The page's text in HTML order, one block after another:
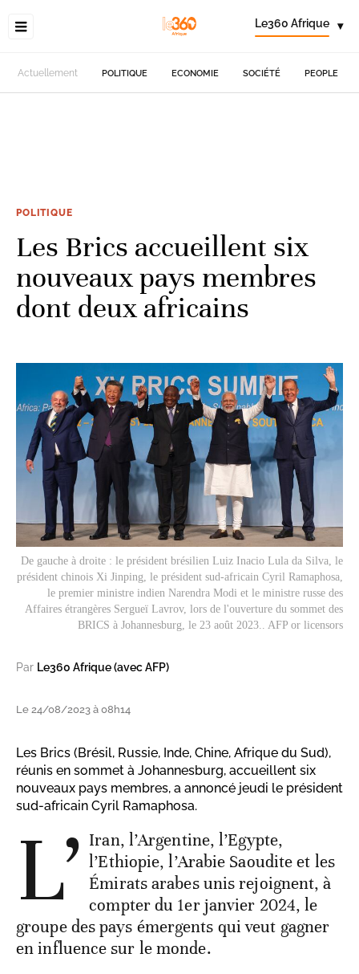
Le360 Afrique ▾
Actuellement POLITIQUE ECONOMIE SOCIÉTÉ PEOPLE
POLITIQUE
Les Brics accueillent six
nouveaux pays membres
dont deux africains
De gauche à droite : le président brésilien Luiz Inacio Lula da Silva, le
président chinois Xi Jinping, le président sud-africain Cyril Ramaphosa,
le premier ministre indien Narendra Modi et le ministre russe des
Affaires étrangères Sergueï Lavrov, lors de l'ouverture du sommet des
BRICS à Johannesburg, le 23 août 2023.. AFP or licensors
Par Le360 Afrique (avec AFP)
Le 24/08/2023 à 08h14
Les Brics (Brésil, Russie, Inde, Chine, Afrique du Sud),
réunis en sommet à Johannesburg, accueillent six
nouveaux pays membres, a annoncé jeudi le président
sud-africain Cyril Ramaphosa.
L’ Iran, l’Argentine, l’Egypte,
l’Ethiopie, l’Arabie Saoudite et les
Émirats arabes unis rejoignent, à
compter du 1er janvier 2024, le
groupe des pays émergents qui veut gagner
en influence sur le monde.